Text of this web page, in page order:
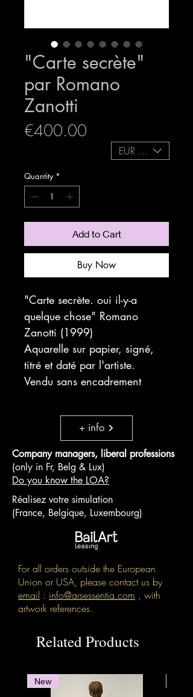
"Carte secrète"
par Romano
Zanotti
€400.00Price
Quantity *
Add to Cart
Buy Now
"Carte secrète. oui il-y-a
quelque chose" Romano
Zanotti (1999)
Aquarelle sur papier, signé,
titré et daté par l'artiste.
Vendu sans encadrement
EUR (€)
+ info
Company managers, liberal professions
(only in Fr, Belg & Lux)
Do you know the LOA?
Réalisez votre simulation
(France, Belgique, Luxembourg)
For all orders outside the European
Union or USA, please contact us by
email : info@arsessentia.com , with
artwork references.
Related Products
New